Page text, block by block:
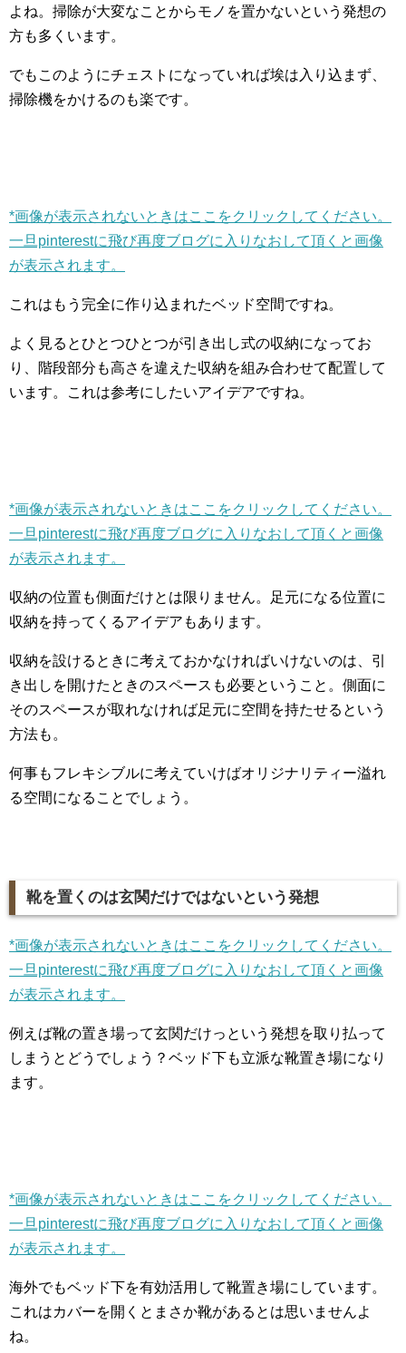
よね。掃除が大変なことからモノを置かないという発想の
方も多くいます。
でもこのようにチェストになっていれば埃は入り込まず、
掃除機をかけるのも楽です。
*画像が表示されないときはここをクリックしてください。
一旦pinterestに飛び再度ブログに入りなおして頂くと画像
が表示されます。
これはもう完全に作り込まれたベッド空間ですね。
よく見るとひとつひとつが引き出し式の収納になってお
り、階段部分も高さを違えた収納を組み合わせて配置して
います。これは参考にしたいアイデアですね。
*画像が表示されないときはここをクリックしてください。
一旦pinterestに飛び再度ブログに入りなおして頂くと画像
が表示されます。
収納の位置も側面だけとは限りません。足元になる位置に
収納を持ってくるアイデアもあります。
収納を設けるときに考えておかなければいけないのは、引
き出しを開けたときのスペースも必要ということ。側面に
そのスペースが取れなければ足元に空間を持たせるという
方法も。
何事もフレキシブルに考えていけばオリジナリティー溢れ
る空間になることでしょう。
靴を置くのは玄関だけではないという発想
*画像が表示されないときはここをクリックしてください。
一旦pinterestに飛び再度ブログに入りなおして頂くと画像
が表示されます。
例えば靴の置き場って玄関だけっという発想を取り払って
しまうとどうでしょう？ベッド下も立派な靴置き場になり
ます。
*画像が表示されないときはここをクリックしてください。
一旦pinterestに飛び再度ブログに入りなおして頂くと画像
が表示されます。
海外でもベッド下を有効活用して靴置き場にしています。
これはカバーを開くとまさか靴があるとは思いませんよ
ね。